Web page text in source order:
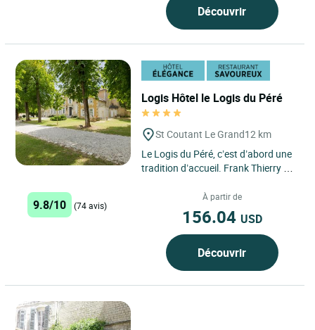
Découvrir
Logis Hôtel le Logis du Péré
St Coutant Le Grand12 km
Le Logis du Péré, c’est d’abord une
tradition d’accueil. Frank Thierry et
9.8/10 (74 avis)
À partir de
156.04 USD
Découvrir